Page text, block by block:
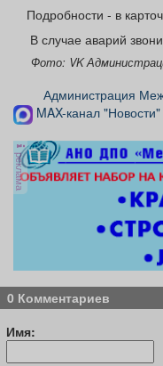
ТВ программа Я
Подробности - в
В случае аварий
Фото: VK
Администрация
MAX-канал "Новости"
реклама
0 Комментариев
Имя: